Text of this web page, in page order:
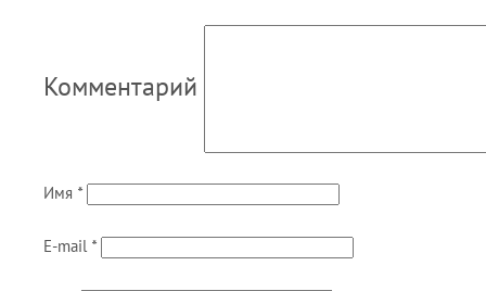
Комментарий
Имя *
E-mail *